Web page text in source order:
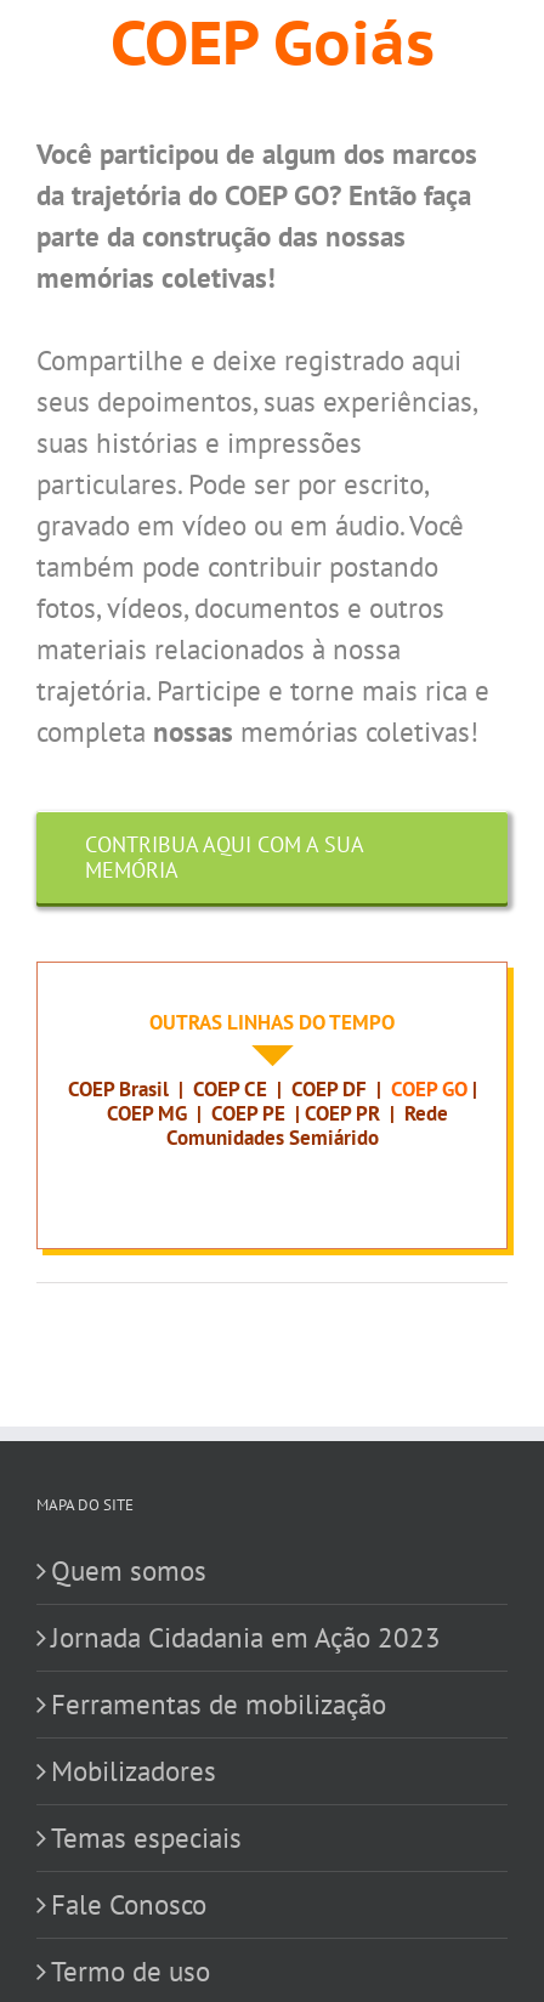
COEP Goiás
Você participou de algum dos marcos
da trajetória do COEP GO? Então faça
parte da construção das nossas
memórias coletivas!
Compartilhe e deixe registrado aqui
seus depoimentos, suas experiências,
suas histórias e impressões
particulares. Pode ser por escrito,
gravado em vídeo ou em áudio. Você
também pode contribuir postando
fotos, vídeos, documentos e outros
materiais relacionados à nossa
trajetória. Participe e torne mais rica e
completa nossas memórias coletivas!
CONTRIBUA AQUI COM A SUA
MEMÓRIA
OUTRAS LINHAS DO TEMPO
COEP Brasil| COEPCE| COEP DF | COEP GO|
COEP MG| COEP PE| COEP PR| Rede
Comunidades Semiárido
MAPA DO SITE
Quem somos
Jornada Cidadania em Ação 2023
Ferramentas de mobilização
Mobilizadores
Temas especiais
Fale Conosco
Termo de uso